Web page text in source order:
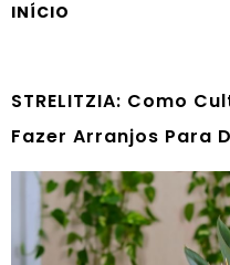
INÍCIO
STRELITZIA: Como
Fazer Arranjos Para